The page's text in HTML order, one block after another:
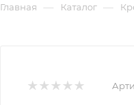
Главная — Каталог —